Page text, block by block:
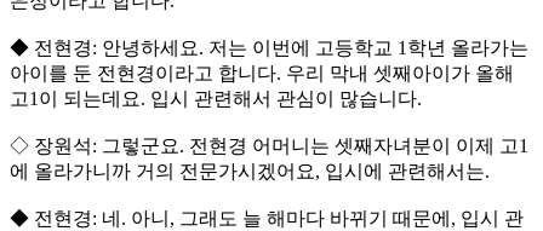
◆ 전현경: 안녕하세요. 저는 이번에 고등학교 1학년 올라가는
아이를 둔 전현경이라고 합니다. 우리 막내 셋째아이가 올해
고1이 되는데요. 입시 관련해서 관심이 많습니다.
◇ 장원석: 그렇군요. 전현경 어머니는 셋째자녀분이 이제 고1
에 올라가니까 거의 전문가시겠어요, 입시에 관련해서는.
◆ 전현경: 네. 아니, 그래도 늘 해마다 바뀌기 때문에, 입시 관